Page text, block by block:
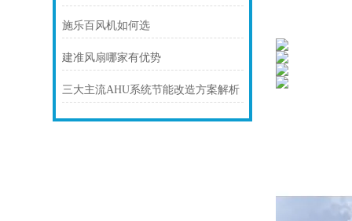
施乐百风机如何选
建准风扇哪家有优势
三大主流AHU系统节能改造方案解析